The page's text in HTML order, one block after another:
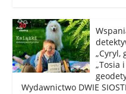
„Cyryl,
„Tosia
Wydawnictwo DWIE